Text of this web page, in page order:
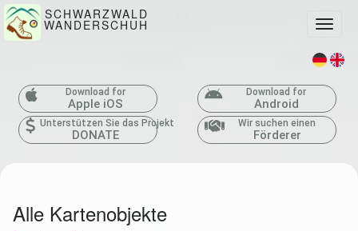
SCHWARZWALD
WANDERSCHUH
Download for
Apple iOS
Download for
Android
Unterstützen Sie das Projekt
DONATE
Wir suchen einen
Förderer
Alle Kartenobjekte